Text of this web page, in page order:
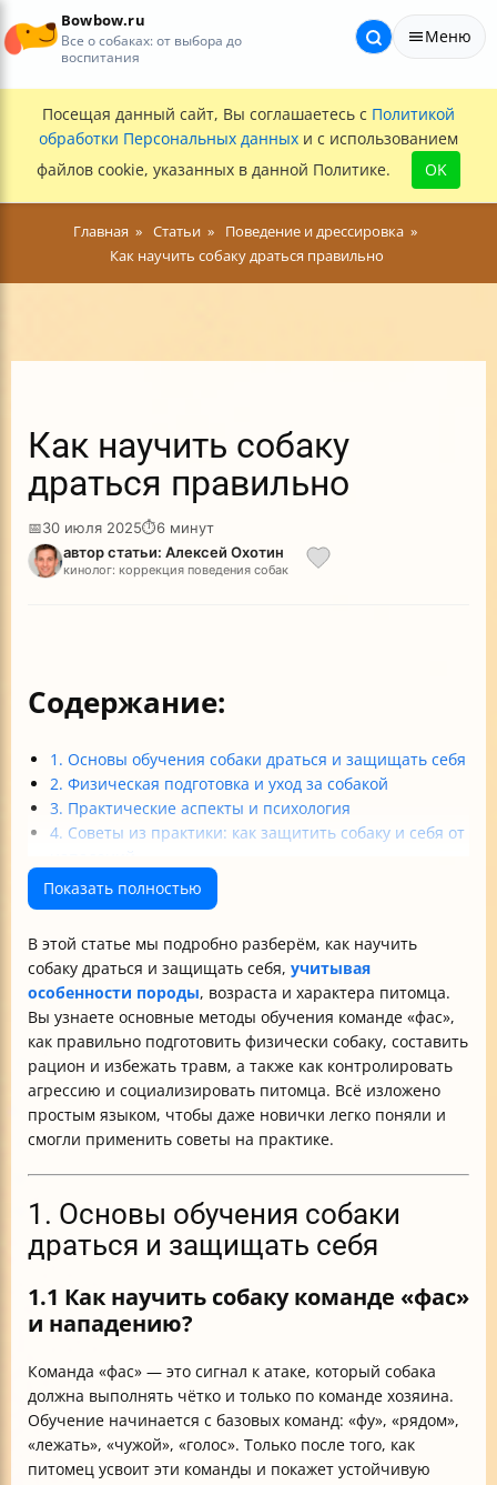
Bowbow.ru
Все о собаках: от выбора до
воспитания
Меню
Посещая данный сайт, Вы соглашаетесь с Политикой
обработки Персональных данных и с использованием
файлов cookie, указанных в данной Политике.
OK
Главная Статьи
Поведение и дрессировка
Как научить собаку драться правильно
Как научить собаку
драться правильно
📅30 июля 2025⏱6 минут
автор статьи: Алексей Охотин
кинолог: коррекция поведения собак
Содержание:
1. Основы обучения собаки драться и защищать себя
2. Физическая подготовка и уход за собакой
3. Практические аспекты и психология
4. Советы из практики: как защитить собаку и себя от
Итог
Таблица: Резюме методов обучения команде «фас»
Показать полностью
В этой статье мы подробно разберём, как научить
собаку драться и защищать себя, учитывая
особенности породы, возраста и характера питомца.
Вы узнаете основные методы обучения команде «фас»,
как правильно подготовить физически собаку, составить
рацион и избежать травм, а также как контролировать
агрессию и социализировать питомца. Всё изложено
простым языком, чтобы даже новички легко поняли и
смогли применить советы на практике.
1. Основы обучения собаки
драться и защищать себя
1.1 Как научить собаку команде «фас»
и нападению?
Команда «фас» — это сигнал к атаке, который собака
должна выполнять чётко и только по команде хозяина.
Обучение начинается с базовых команд: «фу», «рядом»,
«лежать», «чужой», «голос». Только после того, как
питомец усвоит эти команды и покажет устойчивую